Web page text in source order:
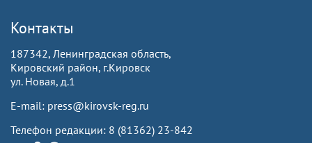
Контакты
187342, Ленинградская область,
Кировский район, г.Кировск
ул. Новая, д.1
E-mail: press@kirovsk-reg.ru
Телефон редакции: 8 (81362) 23-842